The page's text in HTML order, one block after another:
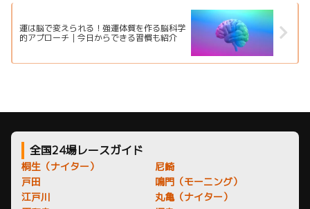
運は脳で変えられる！強運体質を作る脳科学
的アプローチ｜今日からできる習慣も紹介
全国24場レースガイド
桐生（ナイター）
戸田
江戸川
尼崎
鳴門（モーニング）
丸亀（ナイター）